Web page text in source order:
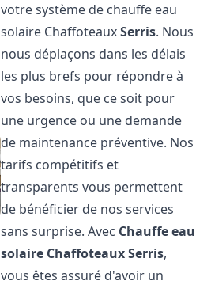
votre système de chauffe eau
solaire ChaffoteauxSerris. Nous
nous déplaçons dans les délais
les plus brefs pour répondre à
vos besoins, que ce soit pour
une urgence ou une demande
de maintenance préventive. Nos
tarifs compétitifs et
transparents vous permettent
de bénéficier de nos services
sans surprise. Avec Chauffe eau
solaire ChaffoteauxSerris,
vous êtes assuré d'avoir un